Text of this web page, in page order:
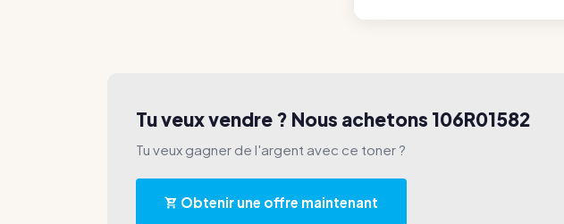
Tu veux vendre ? Nous achetons 106R01582
Tu veux gagner de l'argent avec ce toner ?
Obtenir une offre maintenant